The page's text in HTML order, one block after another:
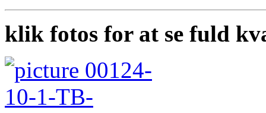
klik fotos for at se fuld